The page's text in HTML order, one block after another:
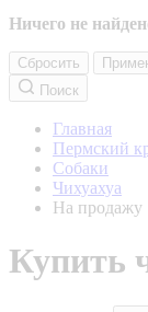
Ничего не
Сбросить
Поиск
Главная
Пермский
Собаки
Чихуахуа
На продажу
Купить